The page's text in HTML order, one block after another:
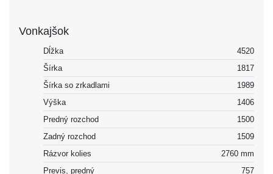
Vonkajšok
Dĺžka
4520
Šírka
1817
Šírka so zrkadlami
1989
Výška
1406
Predný rozchod
1500
Zadný rozchod
1509
Rázvor kolies
2760 mm
Previs, predný
757